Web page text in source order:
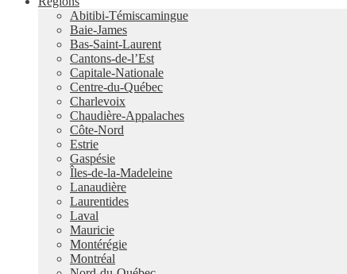
Abitibi-Témiscamingue
Baie-James
Bas-Saint-Laurent
Cantons-de-l’Est
Capitale-Nationale
Centre-du-Québec
Charlevoix
Chaudière-Appalaches
Côte-Nord
Estrie
Gaspésie
Îles-de-la-Madeleine
Lanaudière
Laurentides
Laval
Mauricie
Montérégie
Montréal